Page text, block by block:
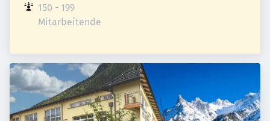
150 - 199
Mitarbeitende